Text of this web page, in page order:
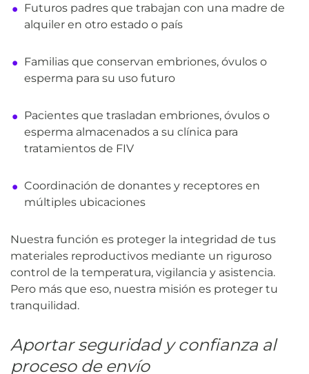
Futuros padres que trabajan con una madre de
alquiler en otro estado o país
Familias que conservan embriones, óvulos o
esperma para su uso futuro
Pacientes que trasladan embriones, óvulos o
esperma almacenados a su clínica para
tratamientos de FIV
Coordinación de donantes y receptores en
múltiples ubicaciones
Nuestra función es proteger la integridad de tus
materiales reproductivos mediante un riguroso
control de la temperatura, vigilancia y asistencia.
Pero más que eso, nuestra misión es proteger tu
tranquilidad.
Aportar seguridad y confianza al
proceso de envío